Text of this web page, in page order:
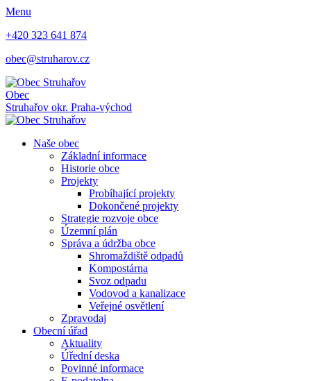
Menu
+420 323 641 874
obec@struharov.cz
Obec
Struhařov okr. Praha-východ
Naše obec
Základní informace
Historie obce
Projekty
Probíhající projekty
Dokončené projekty
Strategie rozvoje obce
Územní plán
Správa a údržba obce
Shromaždiště odpadů
Kompostárna
Svoz odpadu
Vodovod a kanalizace
Veřejné osvětlení
Zpravodaj
Obecní úřad
Aktuality
Úřední deska
Povinné informace